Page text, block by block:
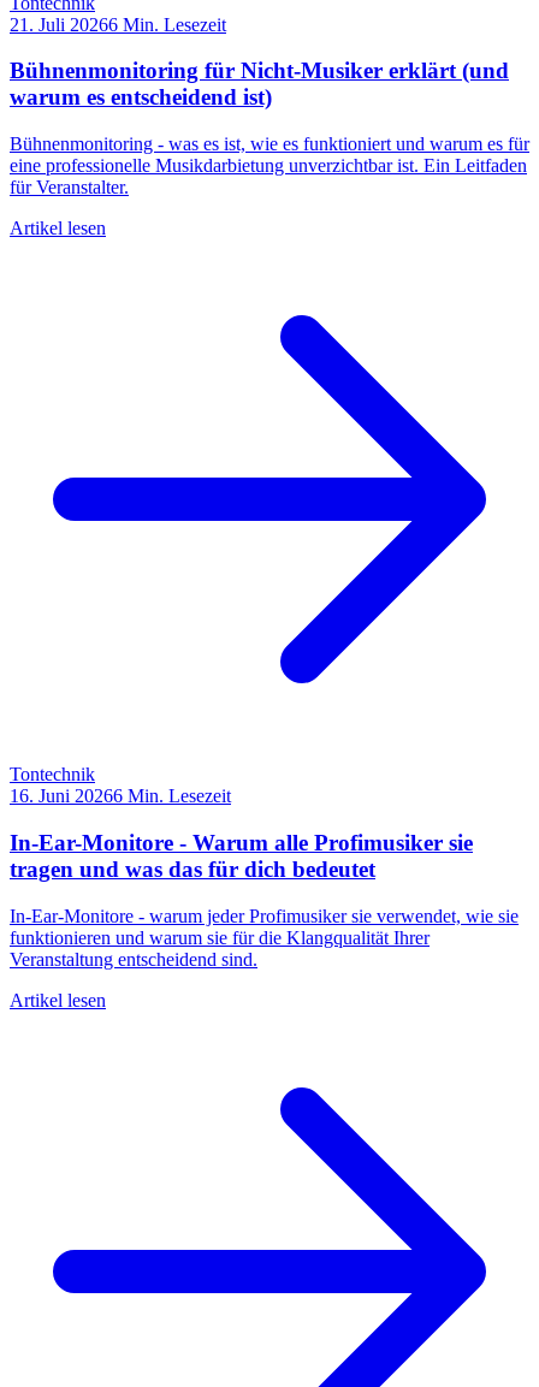
21. Juli 20266 Min. Lesezeit
Bühnenmonitoring für Nicht-Musiker erklärt (und
warum es entscheidend ist)
Bühnenmonitoring - was es ist, wie es funktioniert und warum es für
eine professionelle Musikdarbietung unverzichtbar ist. Ein Leitfaden
für Veranstalter.
Artikel lesen
Tontechnik
16. Juni 20266 Min. Lesezeit
In-Ear-Monitore - Warum alle Profimusiker sie
tragen und was das für dich bedeutet
In-Ear-Monitore - warum jeder Profimusiker sie verwendet, wie sie
funktionieren und warum sie für die Klangqualität Ihrer
Veranstaltung entscheidend sind.
Artikel lesen